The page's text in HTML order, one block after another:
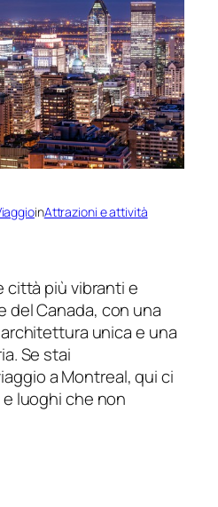
inAttrazioni e attività
città più vibranti e
Canada, con una
unica e una
Se stai
a Montreal, qui ci
luoghi che non